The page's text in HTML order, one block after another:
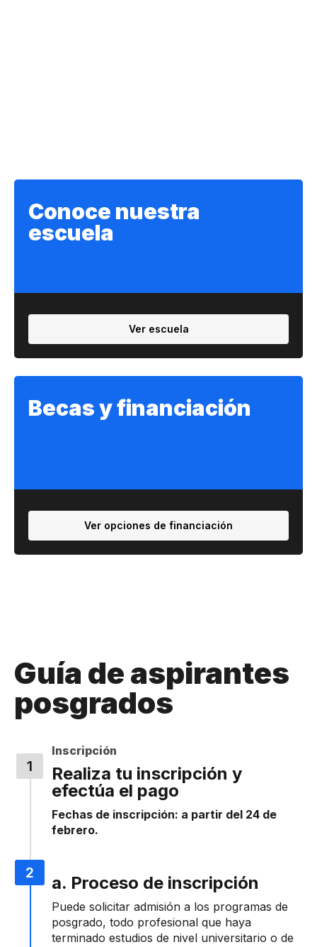
Conoce nuestra
escuela
Ver escuela
Becas y financiación
Ver opciones de financiación
Guía de aspirantes
posgrados
Inscripción
Realiza tu inscripción y
efectúa el pago
Fechas de inscripción: a partir del 24 de
febrero.
a. Proceso de inscripción
Puede solicitar admisión a los programas de
posgrado, todo profesional que haya
terminado estudios de nivel universitario o de